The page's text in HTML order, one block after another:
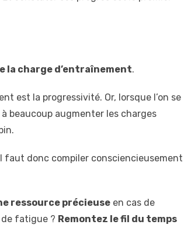
la charge d’entraînement.
est la progressivité. Or, lorsque l’on se
beaucoup augmenter les charges
faut donc compiler consciencieusement
ressource précieuse en cas de
de fatigue ? Remontez le fil du temps